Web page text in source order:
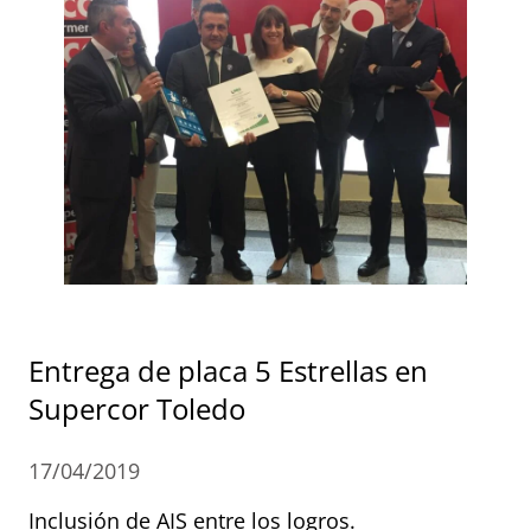
Entrega de placa 5 Estrellas en
Supercor Toledo
17/04/2019
Inclusión de AIS entre los logros.